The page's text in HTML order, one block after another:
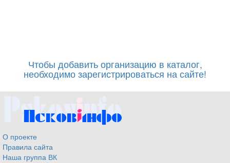
Чтобы добавить организацию в каталог,
необходимо зарегистрироваться на сайте!
О проекте
Правила сайта
Наша группа ВК